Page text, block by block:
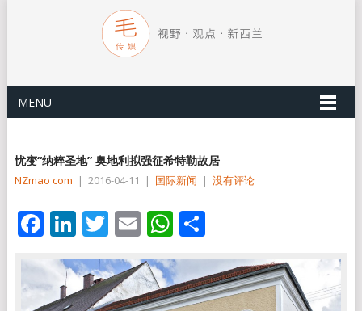
MENU
忧变“纳粹圣地” 奥地利拟强征希特勒故居
NZmao com | 2016-04-11 | 国际新闻 | 没有评论
Facebook
LinkedIn
Twitter
EmailWhatsApp
分